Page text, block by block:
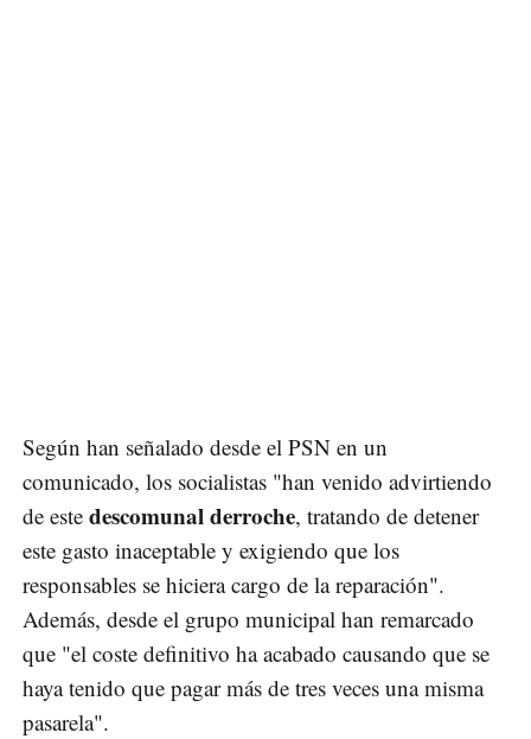
Según han señalado desde el PSN en un
comunicado, los socialistas "han venido advirtiendo
de este descomunal derroche, tratando de detener
este gasto inaceptable y exigiendo que los
responsables se hiciera cargo de la reparación".
Además, desde el grupo municipal han remarcado
que "el coste definitivo ha acabado causando que se
haya tenido que pagar más de tres veces una misma
pasarela".